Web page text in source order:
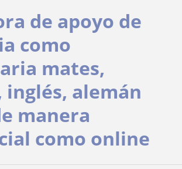
de apoyo de
como
mates,
inglés, alemán
manera
como online